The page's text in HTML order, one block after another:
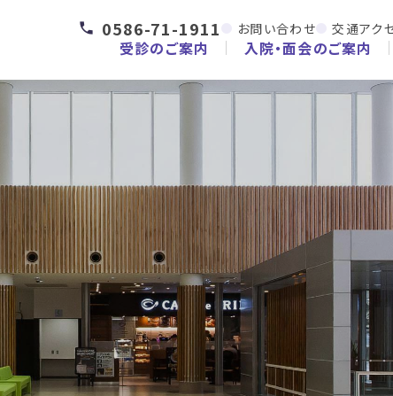
0586-71-1911 お問い合わせ 交通アク
受診のご案内 入院・面会のご案内